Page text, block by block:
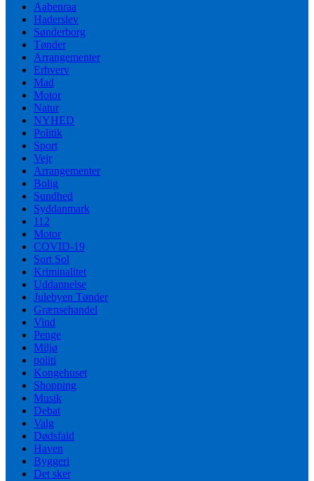
Aabenraa
Haderslev
Sønderborg
Tønder
Arrangementer
Erhverv
Mad
Motor
Natur
NYHED
Politik
Sport
Vejr
Arrangementer
Bolig
Sundhed
Syddanmark
112
Motor
COVID-19
Sort Sol
Kriminalitet
Uddannelse
Julebyen Tønder
Grænsehandel
Vind
Penge
Miljø
politi
Kongehuset
Shopping
Musik
Debat
Valg
Dødsfald
Haven
Byggeri
Det sker